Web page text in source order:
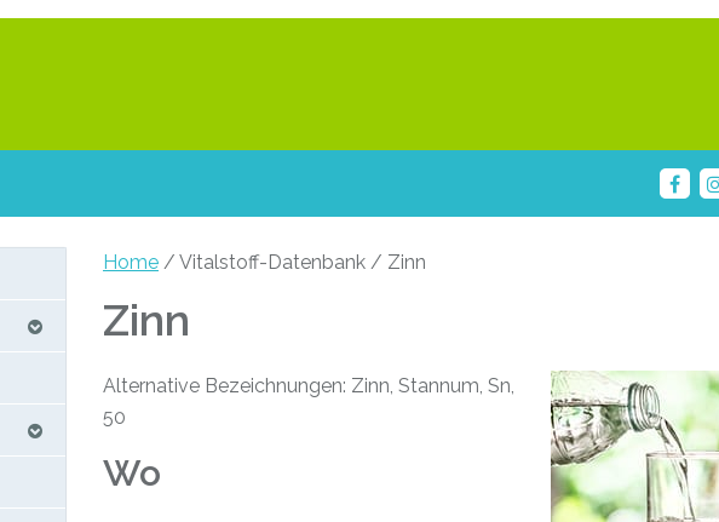
Home / Vitalstoff-Datenbank / Zinn
Zinn
Alternative Bezeichnungen: Zinn, Stannum, Sn,
50
Wo